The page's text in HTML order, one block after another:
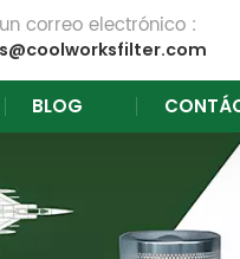
correo electrónico :
BLOG